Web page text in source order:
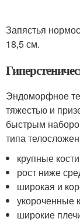
Запястья
18,5 см.
Эндоморфное
тяжестью и
быстрым
типа
крупные
рост ниже
широкая и
укороченные
широкие